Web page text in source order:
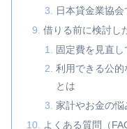
日本貸金業協
借りる前に検討し
固定費を見直
利用できる公
とは
家計やお金の
よくある質問（